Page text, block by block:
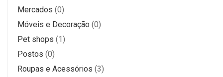
Mercados (0)
Móveis e Decoração (0)
Pet shops (1)
Postos (0)
Roupas e Acessórios (3)